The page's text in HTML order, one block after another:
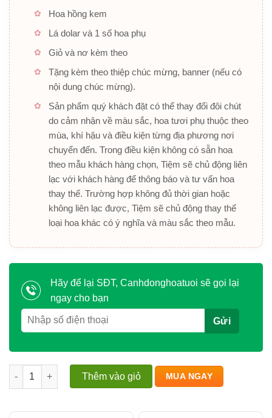
Hoa hồng kem
Lá dolar và 1 số hoa phụ
Giỏ và nơ kèm theo
Tặng kèm theo thiệp chúc mừng, banner (nếu có
nội dung chúc mừng).
Sản phẩm quý khách đặt có thể thay đổi đôi chút
do cảm nhận về màu sắc, hoa tươi phụ thuộc theo
mùa, khí hậu và điều kiện từng địa phương nơi
chuyển đến. Trong điều kiện không có sẵn hoa
theo mẫu khách hàng chọn, Tiệm sẽ chủ động liên
lạc với khách hàng để thông báo và tư vấn hoa
thay thế. Trường hợp không đủ thời gian hoặc
không liên lạc được, Tiệm sẽ chủ động thay thế
loại hoa khác có ý nghĩa và màu sắc theo mẫu.
Hãy để lại SĐT, Canhdonghoatuoi sẽ gọi lại
ngay cho bạn
Tình Yêu và Sự Dịu Dàng số lượng
Thêm vào giỏ MUA NGAY